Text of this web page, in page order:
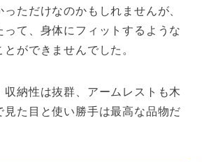
ただけなのかもしれませんが、
って、身体にフィットするような
ができませんでした。
収納性は抜群、アームレストも木
見た目と使い勝手は最高な品物だ